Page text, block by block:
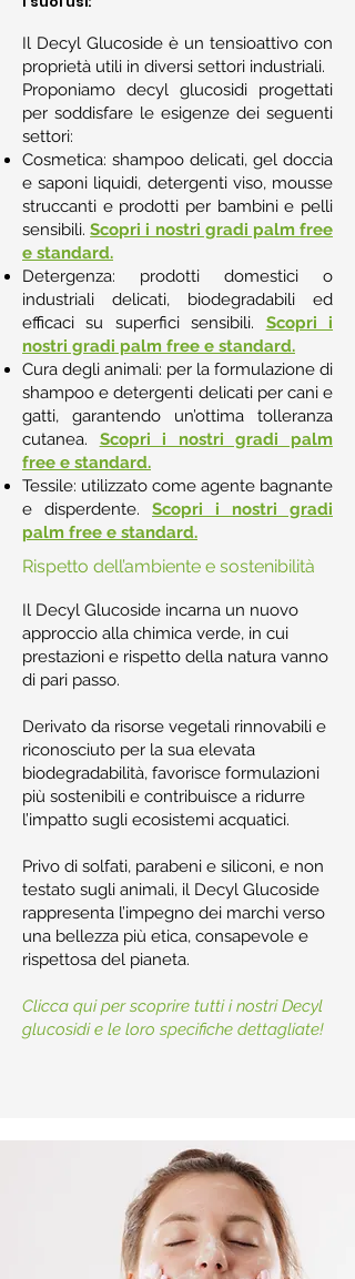
Il Decyl Glucoside è un tensioattivo con
proprietà utili in diversi settori industriali.
Proponiamo decyl glucosidi progettati
per soddisfare le esigenze dei seguenti
settori:
Cosmetica: shampoo delicati, gel doccia
e saponi liquidi, detergenti viso, mousse
struccanti e prodotti per bambini e pelli
sensibili. Scopri i nostri gradi palm free
e standard.
Detergenza: prodotti domestici o
industriali delicati, biodegradabili ed
efficaci su superfici sensibili. Scopri i
nostri gradi palm free e standard.
Cura degli animali: per la formulazione di
shampoo e detergenti delicati per cani e
gatti, garantendo un’ottima tolleranza
cutanea.
Scopri i nostri gradi palm
free e standard.
Tessile: utilizzato come agente bagnante
e disperdente. Scopri i nostri gradi
palm free e standard.
Rispetto dell’ambiente e sostenibilità
Il Decyl Glucoside incarna un nuovo
approccio alla chimica verde, in cui
prestazioni e rispetto della natura vanno
di pari passo.
Derivato da risorse vegetali rinnovabili e
riconosciuto per la sua elevata
biodegradabilità, favorisce formulazioni
più sostenibili e contribuisce a ridurre
l’impatto sugli ecosistemi acquatici.
Privo di solfati, parabeni e siliconi, e non
testato sugli animali, il Decyl Glucoside
rappresenta l’impegno dei marchi verso
una bellezza più etica, consapevole e
rispettosa del pianeta.
Clicca qui per scoprire tutti i nostri Decyl
glucosidi e le loro specifiche dettagliate!